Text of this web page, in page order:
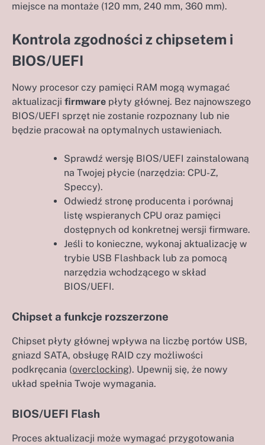
miejsce na montaże (120 mm, 240 mm, 360 mm).
Kontrola zgodności z chipsetem i
BIOS/UEFI
Nowy procesor czy pamięci RAM mogą wymagać
aktualizacji firmware płyty głównej. Bez najnowszego
BIOS/UEFI sprzęt nie zostanie rozpoznany lub nie
będzie pracował na optymalnych ustawieniach.
Sprawdź wersję BIOS/UEFI zainstalowaną
na Twojej płycie (narzędzia: CPU-Z,
Speccy).
Odwiedź stronę producenta i porównaj
listę wspieranych CPU oraz pamięci
dostępnych od konkretnej wersji firmware.
Jeśli to konieczne, wykonaj aktualizację w
trybie USB Flashback lub za pomocą
narzędzia wchodzącego w skład
BIOS/UEFI.
Chipset a funkcje rozszerzone
Chipset płyty głównej wpływa na liczbę portów USB,
gniazd SATA, obsługę RAID czy możliwości
podkręcania (overclocking). Upewnij się, że nowy
układ spełnia Twoje wymagania.
BIOS/UEFI Flash
Proces aktualizacji może wymagać przygotowania